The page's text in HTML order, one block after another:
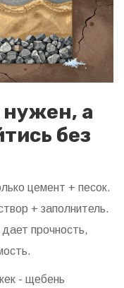
а
без
цемент + песок.
+ заполнитель.
прочность,
- щебень